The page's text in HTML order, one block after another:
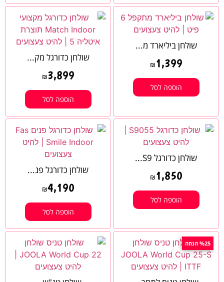
שולחן ביליארד מ...
₪ 1,399
הוספה לסל
שולחן כדורגל מק...
₪3,899
הוספה לסל
שולחן כדורגל S9...
₪ 1,850
הוספה לסל
שולחן כדורגל פנ...
₪4,190
הוספה לסל
%25 הנחה